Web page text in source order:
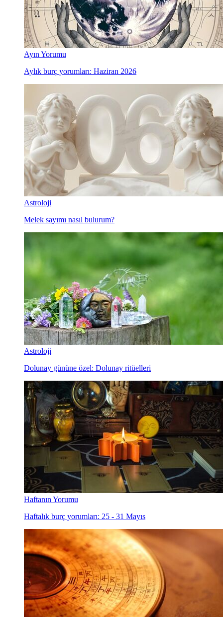
Ayın Yorumu
Aylık burç yorumları: Haziran 2026
Astroloji
Melek sayımı nasıl bulurum?
Astroloji
Dolunay gününe özel: Dolunay ritüelleri
Haftanın Yorumu
Haftalık burç yorumları: 25 - 31 Mayıs